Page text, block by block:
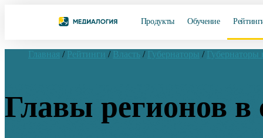
Продукты Обучение
Главная / Рейтинги / Власть / Губернаторы /
Главы регионов